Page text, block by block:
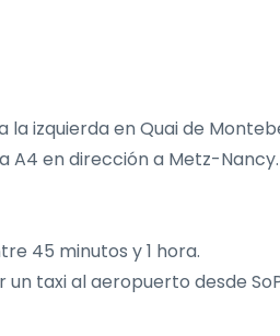
izquierda en Quai de
en dirección a Metz-
45 minutos y 1 hora.
taxi al aeropuerto desde